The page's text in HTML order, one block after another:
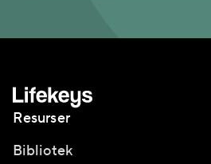
Resurser
Bibliotek